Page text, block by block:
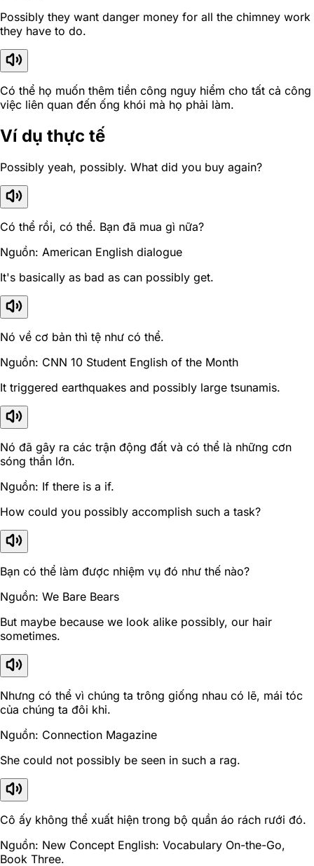
Possibly they want danger money for all the chimney work
they have to do.
Có thể họ muốn thêm tiền công nguy hiểm cho tất cả công
việc liên quan đến ống khói mà họ phải làm.
Ví dụ thực tế
Possibly yeah, possibly. What did you buy again?
Có thể rồi, có thể. Bạn đã mua gì nữa?
Nguồn: American English dialogue
It's basically as bad as can possibly get.
Nó về cơ bản thì tệ như có thể.
Nguồn: CNN 10 Student English of the Month
It triggered earthquakes and possibly large tsunamis.
Nó đã gây ra các trận động đất và có thể là những cơn
sóng thần lớn.
Nguồn: If there is a if.
How could you possibly accomplish such a task?
Bạn có thể làm được nhiệm vụ đó như thế nào?
Nguồn: We Bare Bears
But maybe because we look alike possibly, our hair
sometimes.
Nhưng có thể vì chúng ta trông giống nhau có lẽ, mái tóc
của chúng ta đôi khi.
Nguồn: Connection Magazine
She could not possibly be seen in such a rag.
Cô ấy không thể xuất hiện trong bộ quần áo rách rưới đó.
Nguồn: New Concept English: Vocabulary On-the-Go,
Book Three.